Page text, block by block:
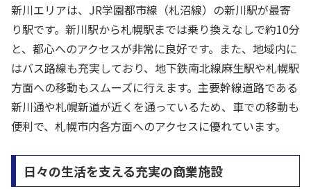
新川エリアは、JR学園都市線（札沼線）の新川駅が最寄
り駅です。新川駅から札幌駅までは乗り換えなしで約10分
と、都心へのアクセスが非常に良好です。また、地域内に
はバス路線も充実しており、地下鉄南北線麻生駅や札幌駅
方面への移動もスムーズに行えます。主要幹線道路である
新川通や札幌新道が近くを通っているため、車での移動も
便利で、札幌市内各方面へのアクセスに優れています。
日々の生活を支える充実の商業施設